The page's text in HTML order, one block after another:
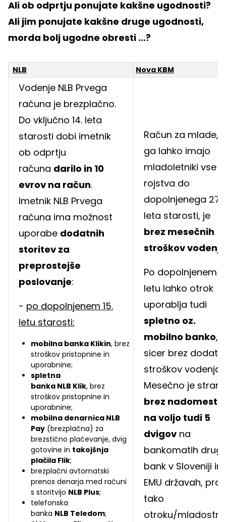
Ali ob odprtju ponujate kakšne ugodnosti?
Ali jim ponujate kakšne druge ugodnosti,
morda bolj ugodne obresti ...?
NLB Nova KBM
Vodenje NLB Prvega
računa je brezplačno.
Do vključno 14. leta
starosti dobi imetnik
ob odprtju
računa darilo in 10
evrov na račun.
Imetnik NLB Prvega
računa ima možnost
uporabe dodatnih
storitev za
preprostejše
poslovanje:
- po dopolnjenem 15.
letu starosti:
mobilna banka Klikin, brez
stroškov pristopnine in
uporabnine;
spletna
banka NLB Klik, brez
stroškov pristopnine in
uporabnine;
mobilna denarnica NLB
Pay (brezplačna) za
brezstično plačevanje, dvig
gotovine in takojšnja
plačila Flik;
brezplačni avtomatski
prenos denarja med računi
s storitvijo NLB Plus;
telefonska
banka NLB Teledom;
Račun za mlade,
ga lahko imajo
mladoletniki vse
rojstva do
dopolnjenega 27.
leta starosti, je
brez mesečnih
stroškov vodenja
Po dopolnjenem
letu lahko otrok
uporablja tudi
spletno oz.
mobilno banko,
sicer brez
stroškov vodenja.
Mesečno je
brez
na voljo tudi 5
dvigov na
bankomatih
bank v Sloveniji in
EMU državah, prav
tako
otroku/